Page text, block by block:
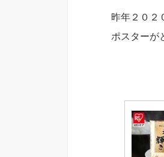
昨年２０２
ポスターが